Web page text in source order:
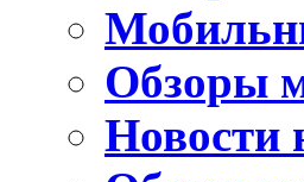
Обзоры
Новости